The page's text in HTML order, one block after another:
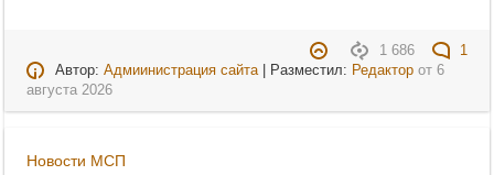
1 686
1
Автор: Адмиинистрация сайта| Разместил: Редакторот 6
августа 2026
Новости МСП